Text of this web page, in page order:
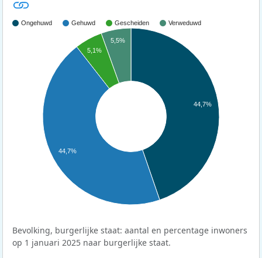
Ongehuwd Gehuwd Gescheiden Verweduwd
44,7%
5,5%
5,1%
44,7%
Bevolking, burgerlijke staat: aantal en percentage inwoners
op 1 januari 2025 naar burgerlijke staat.